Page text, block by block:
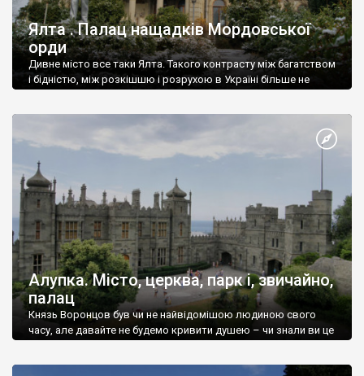
Ялта . Палац нащадків Мордовської
орди
Дивне місто все таки Ялта. Такого контрасту між багатством
і бідністю, між розкішшю і розрухою в Україні більше не
Алупка. Місто, церква, парк і, звичайно,
палац
Князь Воронцов був чи не найвідомішою людиною свого
часу, але давайте не будемо кривити душею – чи знали ви це